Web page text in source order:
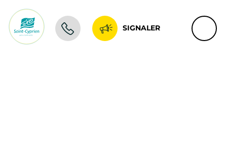
SIGNALER